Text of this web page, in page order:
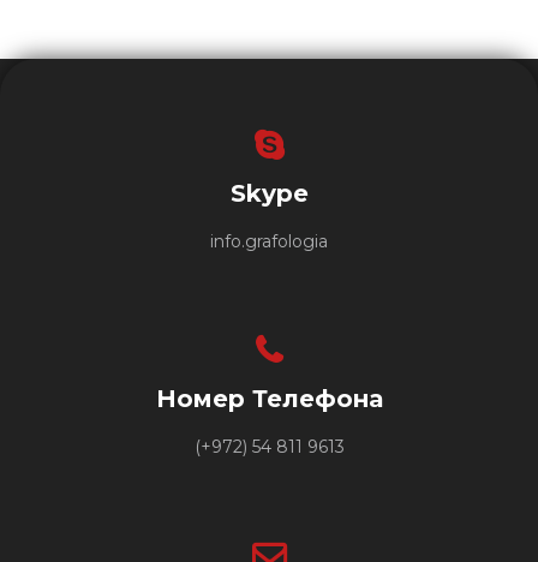
Skype
info.grafologia
Номер Телефона
(+972) 54 811 9613